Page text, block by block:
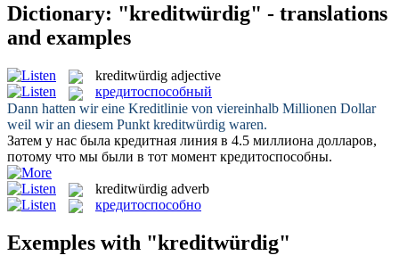
Dictionary: "kreditwürdig" - translations
and examples
kreditwürdig adjective
кредитоспособный
Dann hatten wir eine Kreditlinie von viereinhalb Millionen Dollar
weil wir an diesem Punkt kreditwürdig waren.
Затем у нас была кредитная линия в 4.5 миллиона долларов,
потому что мы были в тот момент кредитоспособны.
kreditwürdig adverb
кредитоспособно
Exemples with "kreditwürdig"